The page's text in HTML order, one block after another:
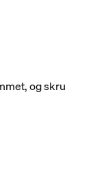
og skru